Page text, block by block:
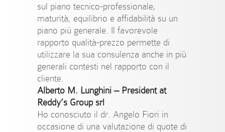
sul piano tecnico-professionale,
maturità, equilibrio e affidabilità su un
piano più generale. Il favorevole
rapporto qualità-prezzo permette di
utilizzare la sua consulenza anche in più
generali contesti nel rapporto con il
cliente.
Alberto M. Lunghini – President at
Reddy’s Group srl
Ho conosciuto il dr. Angelo Fiori in
occasione di una valutazione di quote di